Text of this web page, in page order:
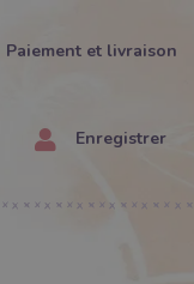
Paiement et livraison
Enregistrer